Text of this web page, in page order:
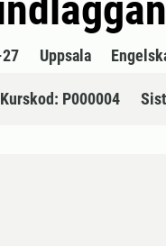
Uppsala
Kurskod: P000004